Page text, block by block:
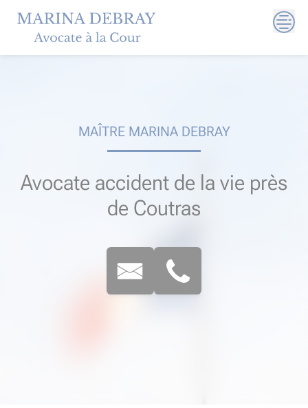
content
MAÎTRE MARINA DEBRAY
Avocate accident de la vie près
de Coutras